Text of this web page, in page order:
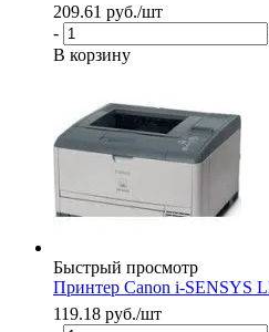
209.61 руб./шт
-
В корзину
Быстрый просмотр
Принтер Canon i-SENSYS
119.18 руб./шт